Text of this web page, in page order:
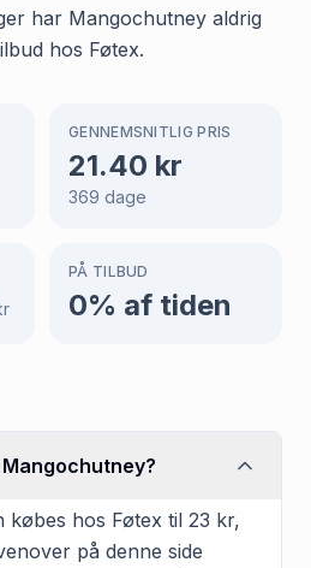
har Mangochutney aldrig
hos Føtex.
GENNEMSNITLIG PRIS
21.40 kr
369 dage
PÅ TILBUD
0% af tiden
købes hos Føtex til 23 kr,
på denne side